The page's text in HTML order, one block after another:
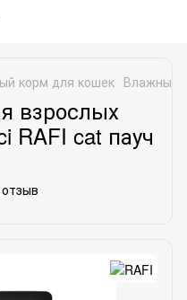
корм для кошек Влажный
взрослых
RAFI cat пауч